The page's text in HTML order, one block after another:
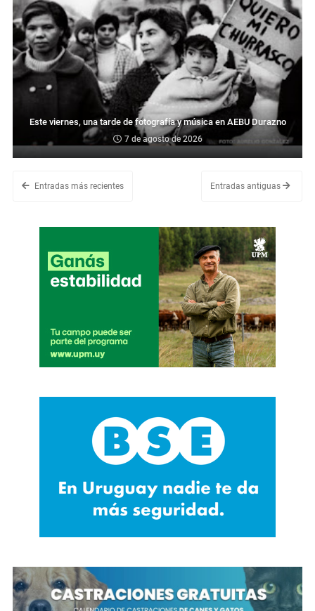
Este viernes, una tarde de fotografía y música en AEBU Durazno
7 de agosto de 2026
Entradas más recientes Entradas antiguas